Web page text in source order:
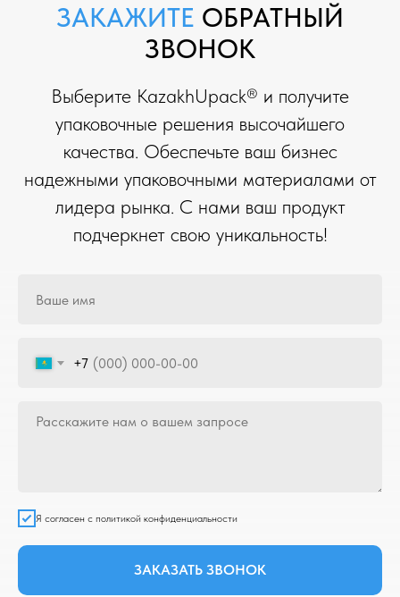
ЗАКАЖИТЕ ОБРАТНЫЙ
ЗВОНОК
Выберите KazakhUpack® и получите
упаковочные решения высочайшего
качества. Обеспечьте ваш бизнес
надежными упаковочными материалами от
лидера рынка. С нами ваш продукт
подчеркнет свою уникальность!
+7
Я согласен с политикой конфиденциальности
ЗАКАЗАТЬ ЗВОНОК